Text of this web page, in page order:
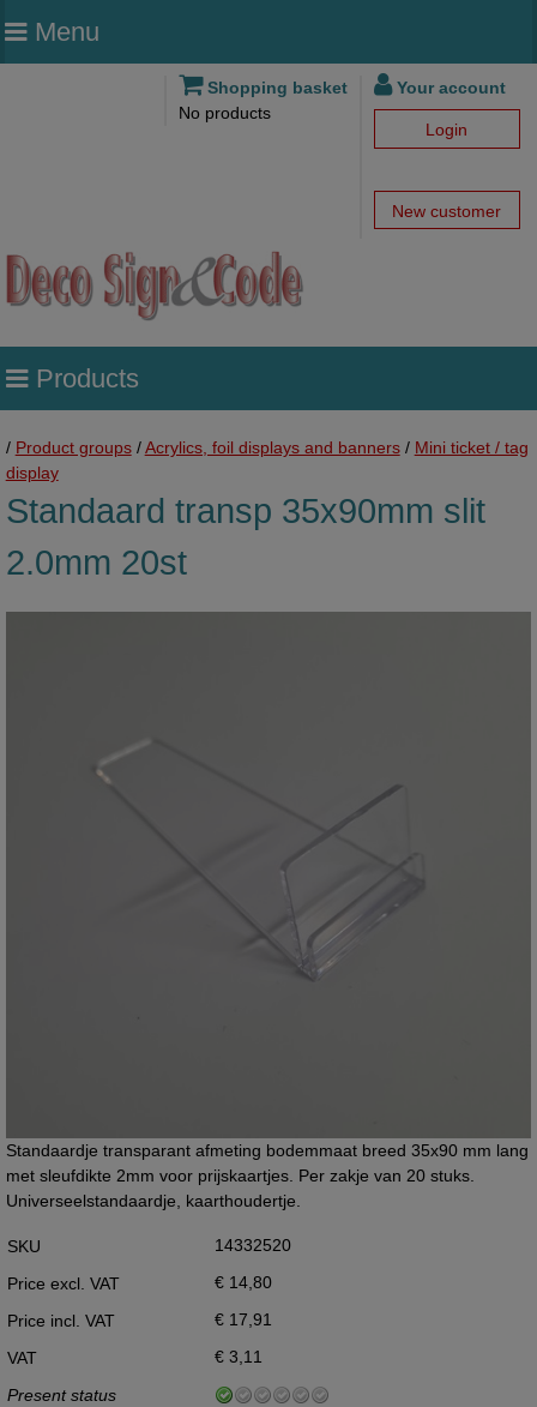
Menu
Shopping basket
No products
Your account
Login
New customer
Products
/ Product groups/Acrylics, foil displays and banners/ Mini ticket / tag
display
Standaard transp 35x90mm slit
2.0mm 20st
Standaardje transparant afmeting bodemmaat breed 35x90 mm lang
met sleufdikte 2mm voor prijskaartjes. Per zakje van 20 stuks.
Universeelstandaardje, kaarthoudertje.
SKU
14332520
Price excl. VAT
€ 14,80
Price incl. VAT
€ 17,91
VAT
€ 3,11
Present status